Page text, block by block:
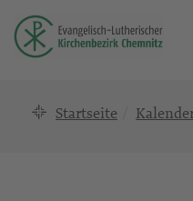
Startseite